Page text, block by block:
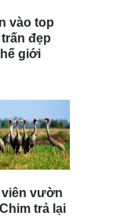
vào top
đẹp
giới
viên vườn
trả lại